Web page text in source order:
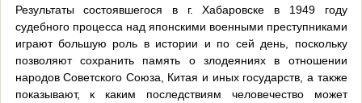
Результаты состоявшегося в г. Хабаровске в 1949 году
судебного процесса над японскими военными преступниками
играют большую роль в истории и по сей день, поскольку
позволяют сохранить память о злодеяниях в отношении
народов Советского Союза, Китая и иных государств, а также
показывают, к каким последствиям человечество может